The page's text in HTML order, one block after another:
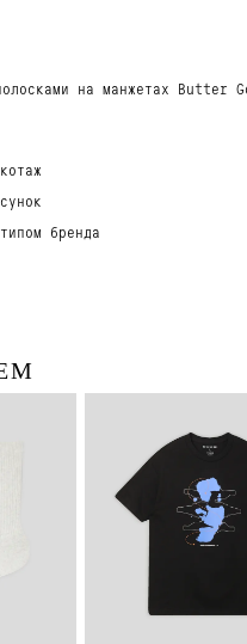
на манжетах Butter
бренда